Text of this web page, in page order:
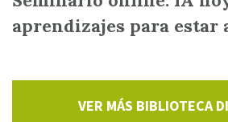
aprendizajes para estar
VER MÁS BIBLIOTECA